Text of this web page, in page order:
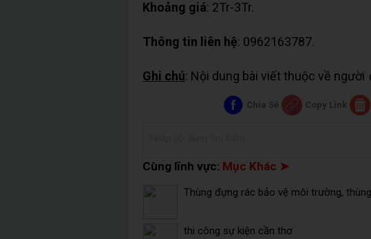
Khoảng giá: 2Tr-3Tr.
Thông tin liên hệ: 0962163787.
Ghi chú: Nội dung bài viết thuộc về người
Chia Sẻ Copy Link
Cùng lĩnh vực: Mục Khác ➤
Thùng đựng rác bảo vệ môi trường,
thi công sự kiện cần thơ